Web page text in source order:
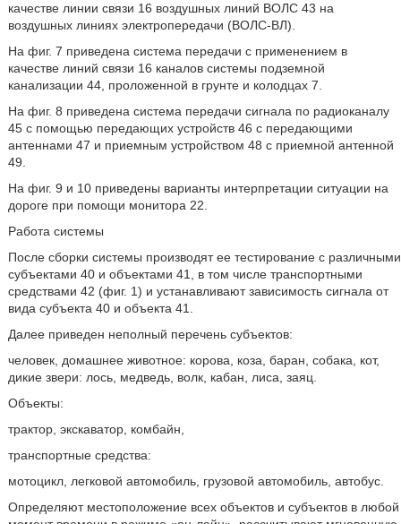
качестве линии связи 16 воздушных линий ВОЛС 43 на
воздушных линиях электропередачи (ВОЛС-ВЛ).
На фиг. 7 приведена система передачи с применением в
качестве линий связи 16 каналов системы подземной
канализации 44, проложенной в грунте и колодцах 7.
На фиг. 8 приведена система передачи сигнала по радиоканалу
45 с помощью передающих устройств 46 с передающими
антеннами 47 и приемным устройством 48 с приемной антенной
49.
На фиг. 9 и 10 приведены варианты интерпретации ситуации на
дороге при помощи монитора 22.
Работа системы
После сборки системы производят ее тестирование с различными
субъектами 40 и объектами 41, в том числе транспортными
средствами 42 (фиг. 1) и устанавливают зависимость сигнала от
вида субъекта 40 и объекта 41.
Далее приведен неполный перечень субъектов:
человек, домашнее животное: корова, коза, баран, собака, кот,
дикие звери: лось, медведь, волк, кабан, лиса, заяц.
Объекты:
трактор, экскаватор, комбайн,
транспортные средства:
мотоцикл, легковой автомобиль, грузовой автомобиль, автобус.
Определяют местоположение всех объектов и субъектов в любой